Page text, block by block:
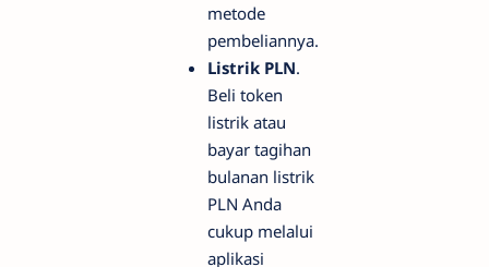
metode
pembeliannya.
Listrik PLN.
Beli token
listrik atau
bayar tagihan
bulanan listrik
PLN Anda
cukup melalui
aplikasi